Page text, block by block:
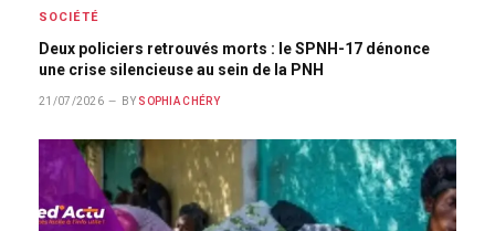
SOCIÉTÉ
Deux policiers retrouvés morts : le SPNH-17 dénonce
une crise silencieuse au sein de la PNH
21/07/2026 BY SOPHIA CHÉRY